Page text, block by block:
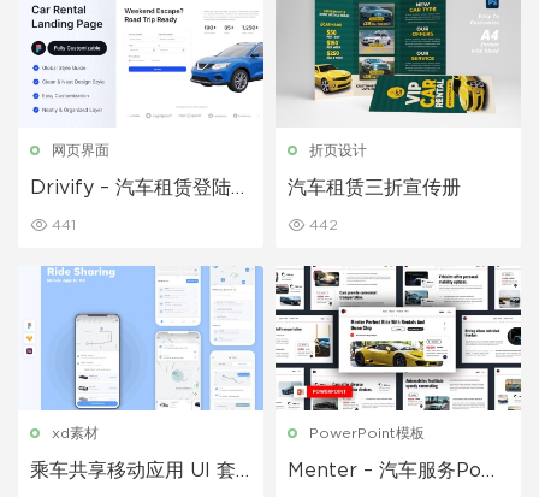
网页界面
Drivify – 汽车租赁登陆页
441
折页设计
汽车租赁三折宣传册
442
xd素材
乘车共享移动应用 UI 套
PowerPoint模板
Menter – 汽车服务Pow